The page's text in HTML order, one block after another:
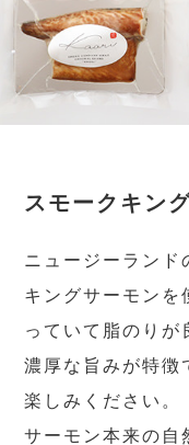
スモークキン
ニュージーランド
キングサーモンを
っていて脂のりが
濃厚な旨みが特徴
楽しみください。
サーモン本来の自